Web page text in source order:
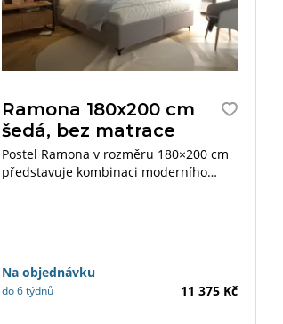
Ramona 180x200 cm
šedá, bez matrace
Postel Ramona v rozměru 180×200 cm
představuje kombinaci moderního
stylový vzhled.
Na objednávku
do 6 týdnů 11 375 Kč